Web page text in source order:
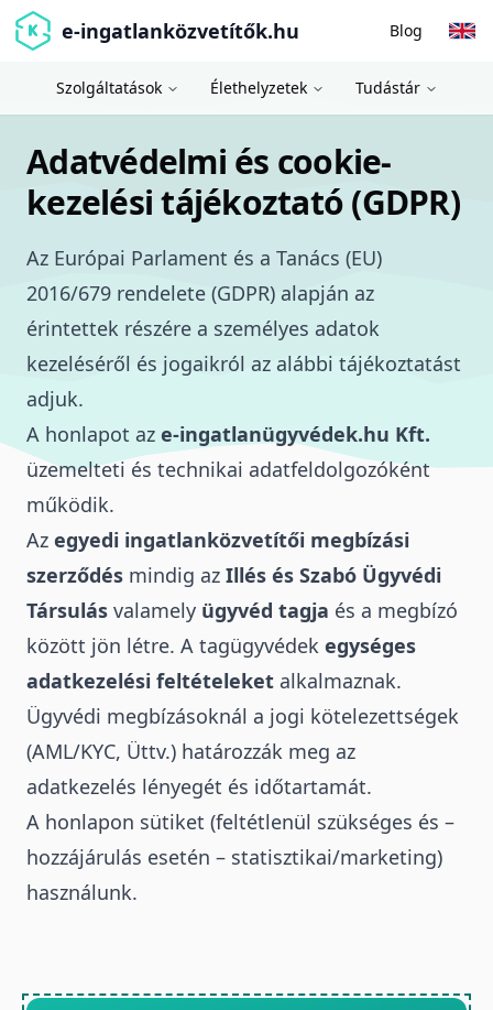
e-ingatlanközvetítők.hu Blog
Szolgáltatások Élethelyzetek Tudástár
Adatvédelmi és cookie-
kezelési tájékoztató (GDPR)
Az Európai Parlament és a Tanács (EU)
2016/679 rendelete (GDPR) alapján az
érintettek részére a személyes adatok
kezeléséről és jogaikról az alábbi tájékoztatást
adjuk.
A honlapot az e-ingatlanügyvédek.hu Kft.
üzemelteti és technikai adatfeldolgozóként
működik.
Az egyedi ingatlanközvetítői megbízási
szerződés mindig az Illés és Szabó Ügyvédi
Társulás valamely ügyvéd tagja és a megbízó
között jön létre. A tagügyvédek egységes
adatkezelési feltételeket alkalmaznak.
Ügyvédi megbízásoknál a jogi kötelezettségek
(AML/KYC, Üttv.) határozzák meg az
adatkezelés lényegét és időtartamát.
A honlapon sütiket (feltétlenül szükséges és –
hozzájárulás esetén – statisztikai/marketing)
használunk.